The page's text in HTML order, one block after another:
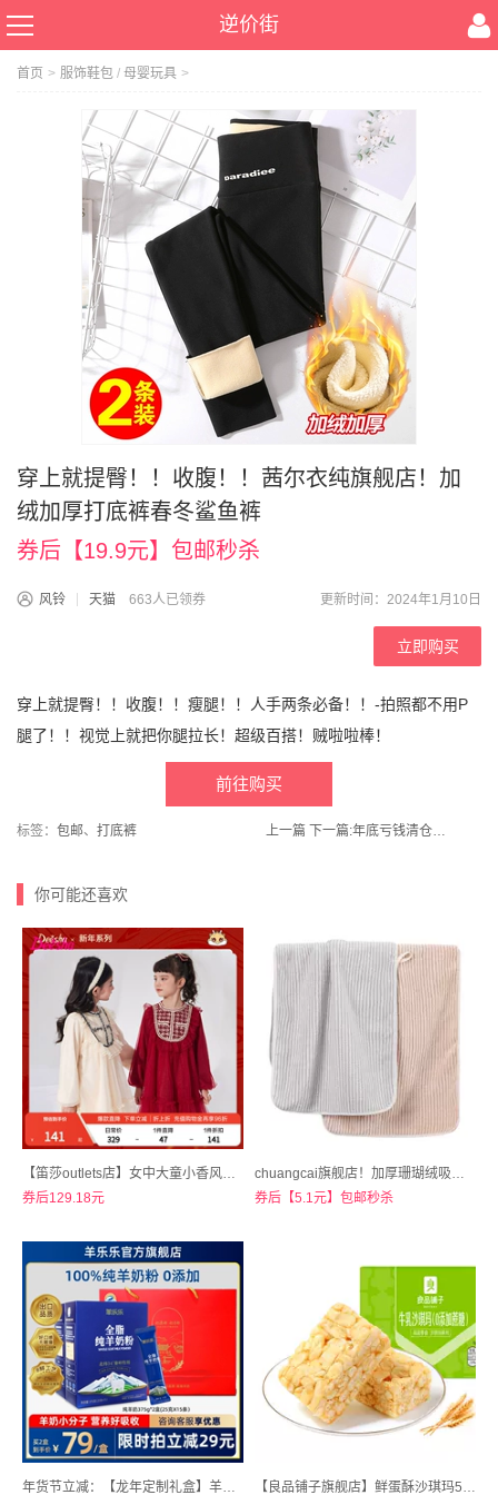
逆价街
首页 > 服饰鞋包 / 母婴玩具 >
穿上就提臀！！收腹！！茜尔衣纯旗舰店！加
绒加厚打底裤春冬鲨鱼裤
券后【19.9元】包邮秒杀
风铃 天猫 663人已领券 更新时间：2024年1月10日
立即购买
穿上就提臀！！收腹！！瘦腿！！人手两条必备！！-拍照都不用P
腿了！！视觉上就把你腿拉长！超级百搭！贼啦啦棒！
前往购买
标签： 包邮、 打底裤 上一篇 下一篇: 年底亏钱清仓！罗蒙三合一情侣款户外冲锋衣
你可能还喜欢
【笛莎outlets店】女中大童小香风新年系列网纱裙
券后129.18元
chuangcai旗舰店！加厚珊瑚绒吸水毛巾
券后【5.1元】包邮秒杀
年货节立减：【龙年定制礼盒】羊乐乐纯羊奶粉375g*2盒 【良品铺子旗舰店】鲜蛋酥沙琪玛500g*2箱